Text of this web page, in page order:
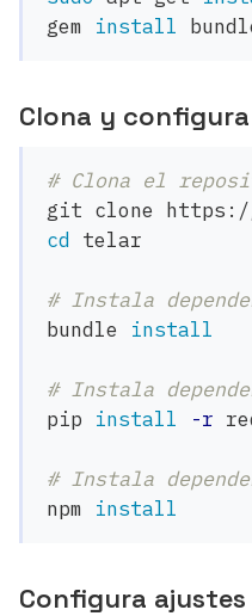
gem install
Clona y configura
# Clona el
cd telar
# Instala
bundle install
# Instala
pip install -r
# Instala
npm install
Configura